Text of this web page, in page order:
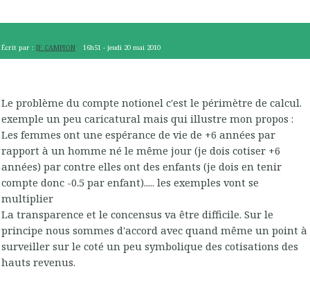
Écrit par : JF CAMPION 16h51 -jeudi 20 mai 2010
Le problème du compte notionel c'est le périmètre de calcul.
exemple un peu caricatural mais qui illustre mon propos :
Les femmes ont une espérance de vie de +6 années par
rapport à un homme né le même jour (je dois cotiser +6
années) par contre elles ont des enfants (je dois en tenir
compte donc -0.5 par enfant)..... les exemples vont se
multiplier
La transparence et le concensus va être difficile. Sur le
principe nous sommes d'accord avec quand même un point à
surveiller sur le coté un peu symbolique des cotisations des
hauts revenus.